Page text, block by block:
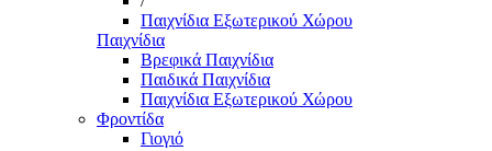
Παιχνίδια Εξωτερικού Χώρου
Παιχνίδια
Βρεφικά Παιχνίδια
Παιδικά Παιχνίδια
Παιχνίδια Εξωτερικού Χώρου
Φροντίδα
Γιογιό